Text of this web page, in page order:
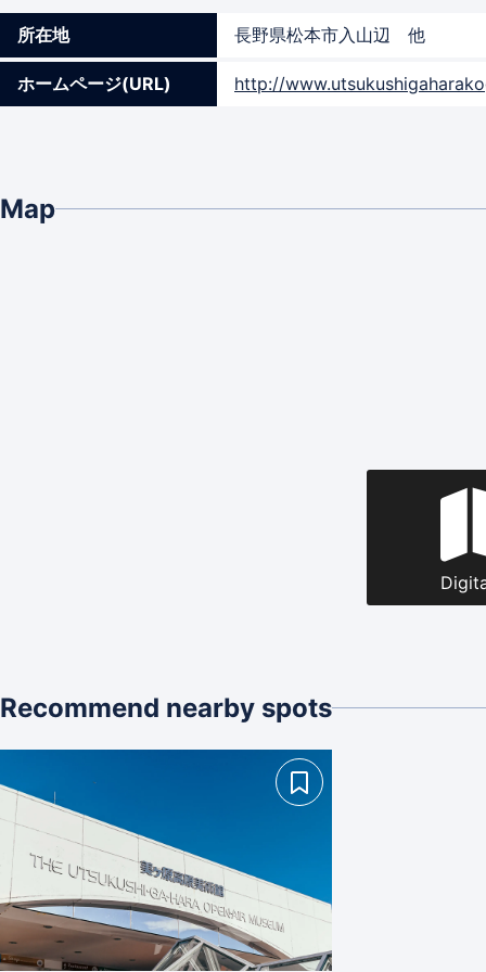
所在地 長野県松本市入山辺 他
ホームページ(URL) http://
Map
Recommend nearby spots